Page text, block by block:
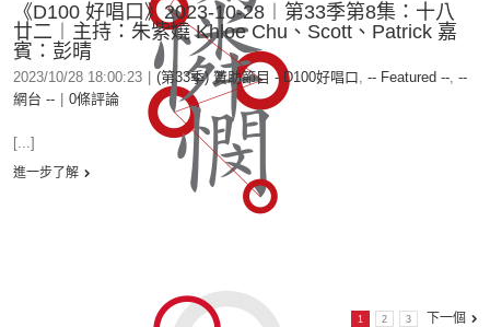
《D100 好唱口》2023-10-28︱第33季第8集：十八
廿二︱主持：朱紫嬈 Khloe Chu、Scott、Patrick 嘉
賓：彭晴
2023/10/28 18:00:23 (第33季) 贊助節目 - D100好唱口, -- Featured --, --
網台 --
0條評論
[...]
進一步了解
1 2 3 下一個